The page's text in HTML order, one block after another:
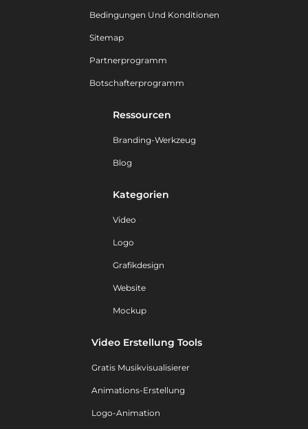
Bedingungen Und Konditionen
Sitemap
Partnerprogramm
Botschafterprogramm
Ressourcen
Branding-Werkzeug
Blog
Kategorien
Video
Logo
Grafikdesign
Website
Mockup
Video Erstellung Tools
Gratis Musikvisualisierer
Animations-Erstellung
Logo-Animation